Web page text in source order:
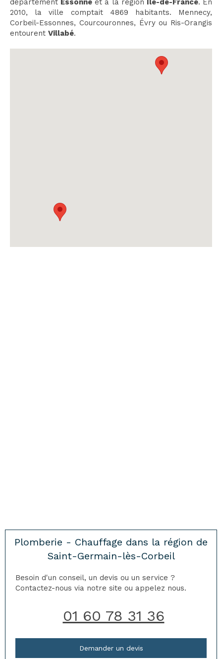
département Essonne et à la région Île-de-France. En
2010, la ville comptait 4869 habitants. Mennecy,
Corbeil-Essonnes, Courcouronnes, Évry ou Ris-Orangis
entourent Villabé.
Plomberie - Chauffage dans la région de
Saint-Germain-lès-Corbeil
Besoin d'un conseil, un devis ou un service ?
Contactez-nous via notre site ou appelez nous.
01 60 78 31 36
Demander un devis